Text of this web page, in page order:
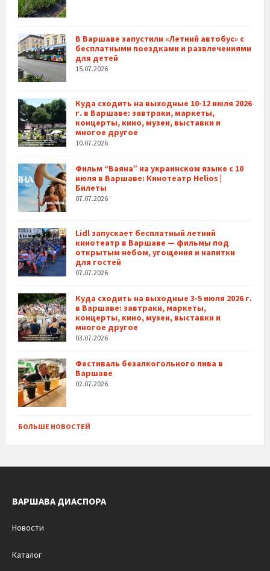
В Варшаве запустили «Летний автобус» с
бесплатными поездками и развлечениями
для детей
15.07.2026
Куда сходить на выходные 10-12 июля 2026
г. в Варшаве: завтраки, маркеты,
концерты, кино, музеи, выставки и
многое другое
10.07.2026
Фильм “Ваяна” на украинском языке с 10
июля в Варшаве: Кинотеатр Helios |
Билеты
07.07.2026
Lidl запускает бесплатный летний
кинотеатр в Варшаве — фильмы под
открытым небом, угощения и напитки
для гостей
07.07.2026
Куда сходить на выходные 3-5 июля 2026 г.
в Варшаве: завтраки, маркеты,
концерты, кино, музеи, выставки и
многое другое
03.07.2026
Фестиваль безалкогольного пива в
Варшаве
02.07.2026
БОЛЬШЕ НОВОСТЕЙ
ВАРШАВА ДИАСПОРА
Новости
Каталог